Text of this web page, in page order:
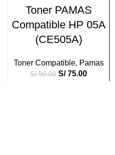
Toner PAMAS
Compatible HP 05A
(CE505A)
Toner Compatible, Pamas
S/90.00 S/75.00